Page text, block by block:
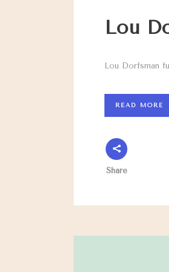
Lou
Lou Dorfsman
READ MORE
Share